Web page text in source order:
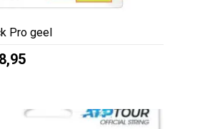
Pro geel
10,95.
8,95Huidige
€ 8,95.